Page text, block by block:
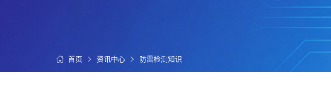
首页 资讯中心 防雷检测知识
心